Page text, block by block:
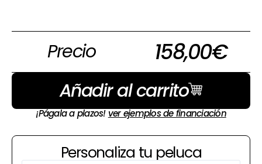
Precio 158,00€
Añadir al carrito
¡Págala a plazos! ver ejemplos de financiación
Personaliza tu peluca